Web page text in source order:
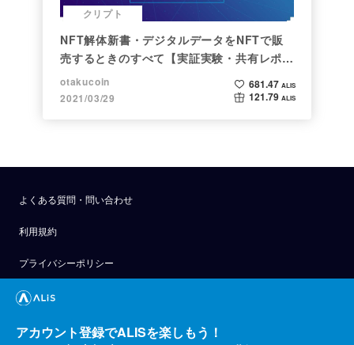
クリプト
NFT解体新書・デジタルデータをNFTで販
売するときのすべて【実証実験・共有レポー
ト】
otakucoin
2021/03/29
681.47 ALIS
121.79 ALIS
よくある質問・問い合わせ
利用規約
プライバシーポリシー
公式アナウンス
技術ブログ
アカウント登録でALISを楽しもう！